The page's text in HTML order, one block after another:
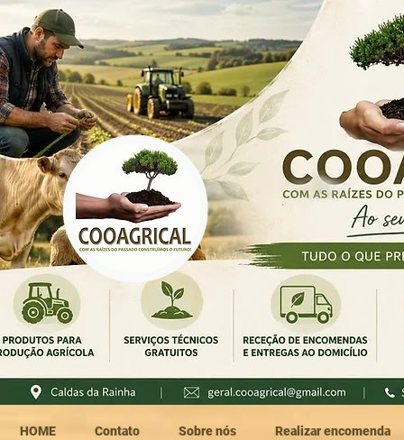
HOME Contato Sobre nós Realizar encomenda